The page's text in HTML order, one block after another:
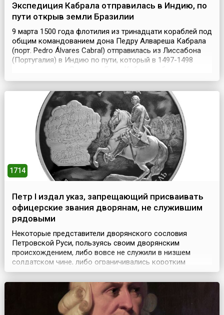
Экспедиция Кабрала отправилась в Индию, по
пути открыв земли Бразилии
9 марта 1500 года флотилия из тринадцати кораблей под
общим командованием дона Педру Алвареша Кабрала
(порт. Pedro Álvares Cabral) отправилась из Лиссабона
(Португалия) в Индию по пути, который в 1497-1498
безветрия в регионе Гвинеи, решил взять курс на юго-
разыгралась буря. Корабли относило на ...
1714
Петр I издал указ, запрещающий присваивать
офицерские звания дворянам, не служившим
рядовыми
Некоторые представители дворянского сословия
Петровской Руси, пользуясь своим дворянским
происхождением, либо вовсе не служили в низшем
солдатском чине, либо ограничивались коротким
сроком в несколько месяцев или даже недель, а потом
проходили службу в офицерских чинах. У дворян было
мнение, что они должны исправлять на службе только
начальнические должности просто в силу
происхождения.(26 фев...